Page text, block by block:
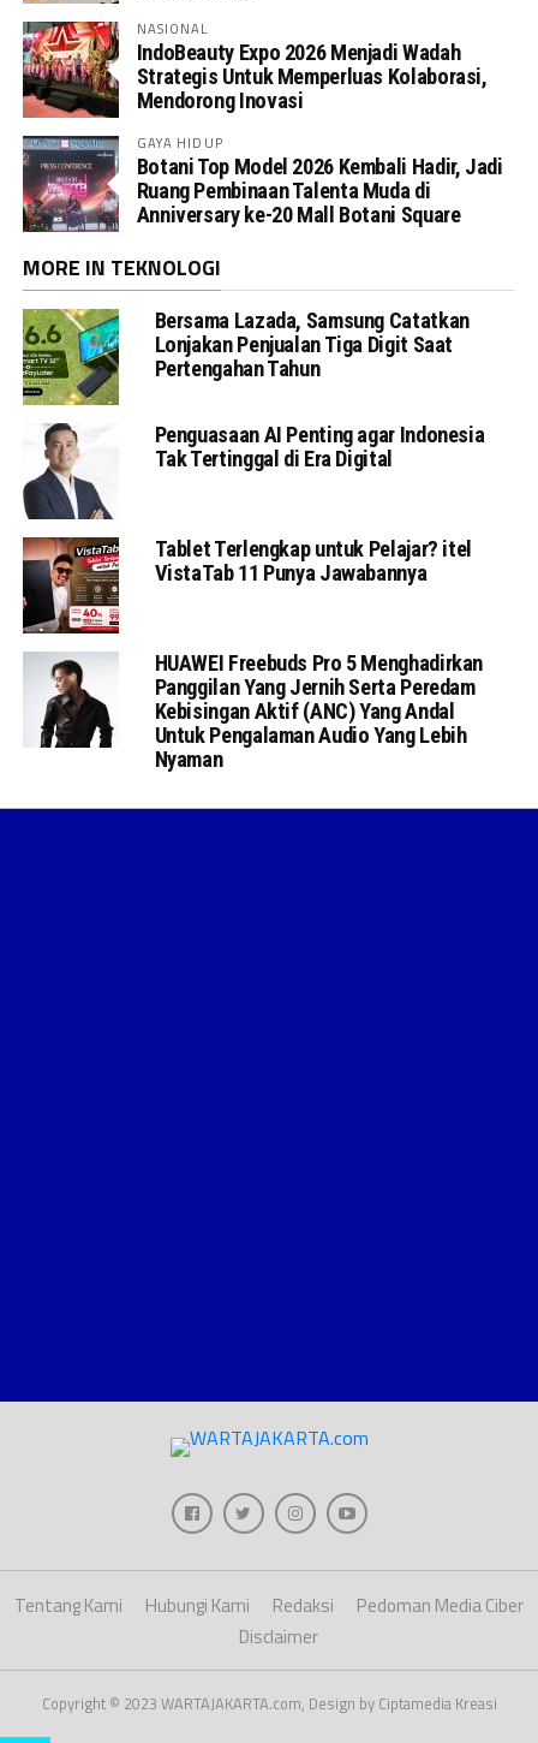
NASIONAL
IndoBeauty Expo 2026 Menjadi Wadah
Strategis Untuk Memperluas Kolaborasi,
Mendorong Inovasi
GAYA HIDUP
Botani Top Model 2026 Kembali Hadir, Jadi
Ruang Pembinaan Talenta Muda di
Anniversary ke-20 Mall Botani Square
MORE IN TEKNOLOGI
Bersama Lazada, Samsung Catatkan
Lonjakan Penjualan Tiga Digit Saat
Pertengahan Tahun
Penguasaan AI Penting agar Indonesia
Tak Tertinggal di Era Digital
Tablet Terlengkap untuk Pelajar? itel
VistaTab 11 Punya Jawabannya
HUAWEI Freebuds Pro 5 Menghadirkan
Panggilan Yang Jernih Serta Peredam
Kebisingan Aktif (ANC) Yang Andal
Untuk Pengalaman Audio Yang Lebih
Nyaman
Tentang Kami Hubungi Kami Redaksi
Pedoman Media Ciber
Disclaimer
Copyright © 2023 WARTAJAKARTA.com, Design by Ciptamedia Kreasi